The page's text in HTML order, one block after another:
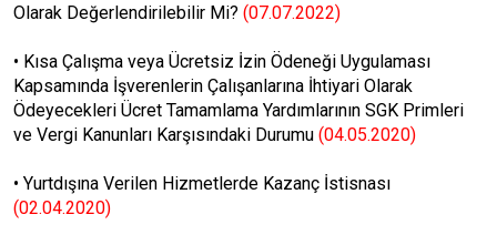
Olarak Değerlendirilebilir Mi? (07.07.2022)
• Kısa Çalışma veya Ücretsiz İzin Ödeneği Uygulaması
Kapsamında İşverenlerin Çalışanlarına İhtiyari Olarak
Ödeyecekleri Ücret Tamamlama Yardımlarının SGK Primleri
ve Vergi Kanunları Karşısındaki Durumu (04.05.2020)
• Yurtdışına Verilen Hizmetlerde Kazanç İstisnası
(02.04.2020)